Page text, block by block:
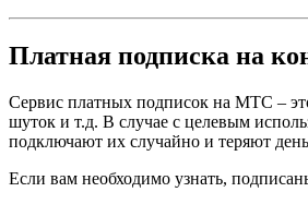
Платная подписка на
Сервис платных подписок на МТС –
шуток и т.д. В случае с целевым
подключают их случайно и теряют
Если вам необходимо узнать,